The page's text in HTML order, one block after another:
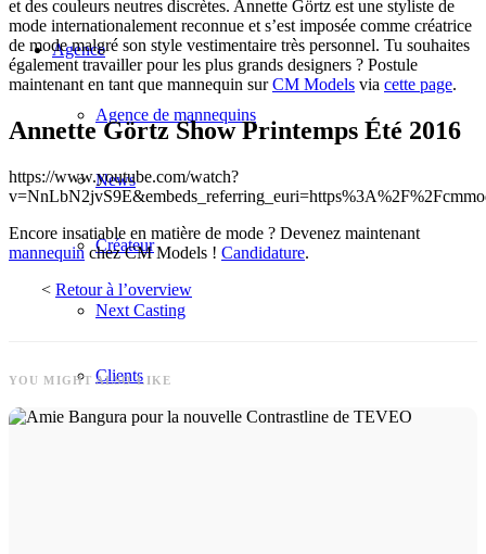
Agence
Agence de mannequins
News
Créateur
Next Casting
Clients
et des couleurs neutres discrètes. Annette Görtz est une styliste de
mode internationalement reconnue et s’est imposée comme créatrice
de mode malgré son style vestimentaire très personnel. Tu souhaites
également travailler pour les plus grands designers ? Postule
maintenant en tant que mannequin surCM Models via cette page.
Annette Görtz Show Printemps Été 2016
https://www.youtube.com/watch?
Encore insatiable en matière de mode ? Devenez maintenant
mannequin chez CM Models ! Candidature.
< Retour à l’overview
YOU MIGHT ALSO LIKE